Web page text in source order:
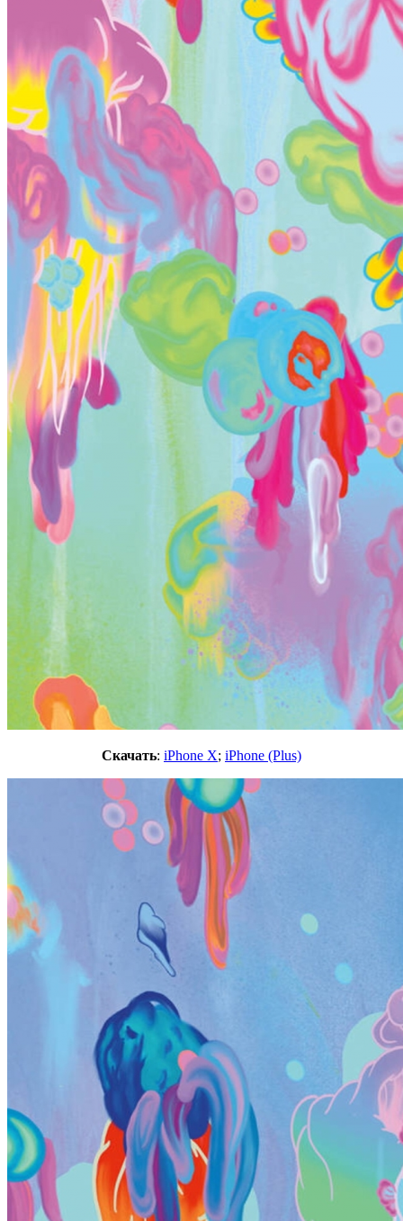
Скачать: iPhone X; iPhone (Plus)